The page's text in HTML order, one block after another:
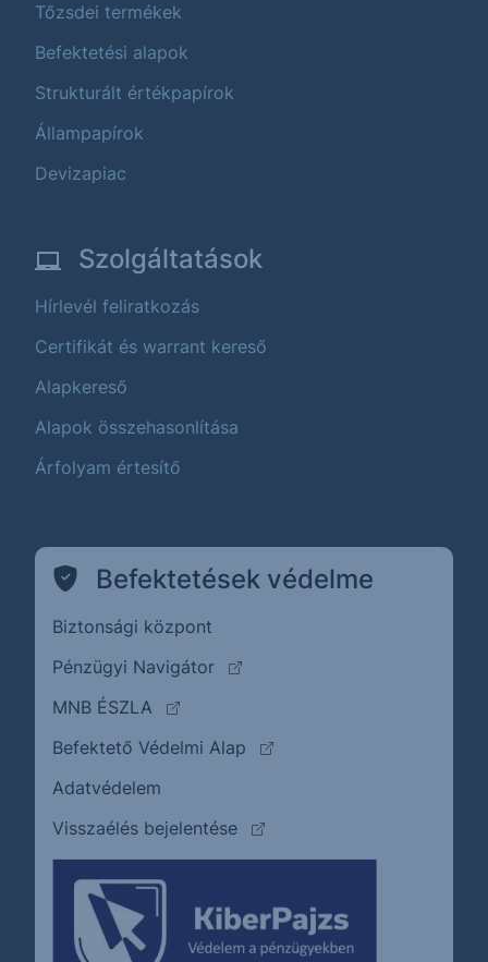
Tőzsdei termékek
Befektetési alapok
Strukturált értékpapírok
Állampapírok
Devizapiac
Szolgáltatások
Hírlevél feliratkozás
Certifikát és warrant kereső
Alapkereső
Alapok összehasonlítása
Árfolyam értesítő
Befektetések védelme
Biztonsági központ
Pénzügyi Navigátor
(külső oldalra ugrik)
MNB ÉSZLA
(külső oldalra ugrik)
Befektető Védelmi Alap
(külső oldalra ugrik)
Adatvédelem
Visszaélés bejelentése
(külső oldalra ugrik)